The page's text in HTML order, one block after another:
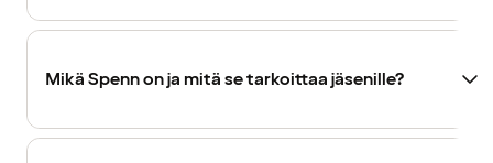
Mikä Spenn on ja mitä se tarkoittaa jäsenille?